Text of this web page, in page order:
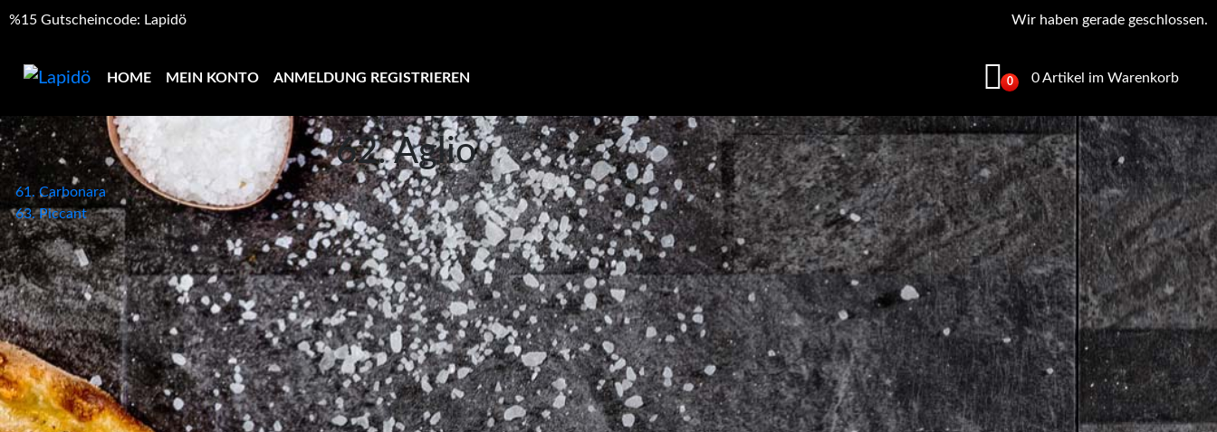
%15 Gutscheincode: Lapidö Wir haben gerade geschlossen.
HOME MEIN KONTO ANMELDUNG REGISTRIEREN 0 0 Artikel im Warenkorb
62. Aglio
Beitragsnavigation
61. Carbonara
63. Piccant